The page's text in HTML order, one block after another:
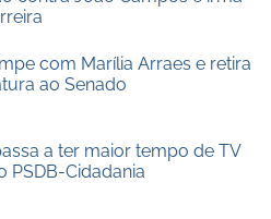
com Marília Arraes e retira
ao Senado
a ter maior tempo de TV
PSDB-Cidadania